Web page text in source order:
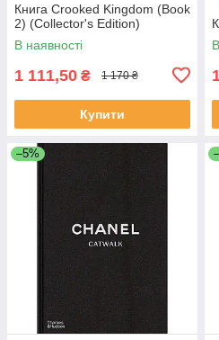
Книга Crooked Kingdom (Book
2) (Collector's Edition)
В наявності
1 111,50 ₴ 1 170 ₴
Купити
–5%